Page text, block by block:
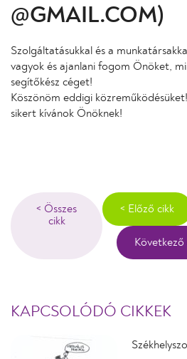
@GMAIL.COM)
Szolgáltatásukkal és a
vagyok és ajanlani fogom Önöket,
segítőkész céget!
Köszönöm eddigi
sikert kívánok Önöknek!
< Összes
cikk
< Előző cikk
Következő
KAPCSOLÓDÓ CIKKEK